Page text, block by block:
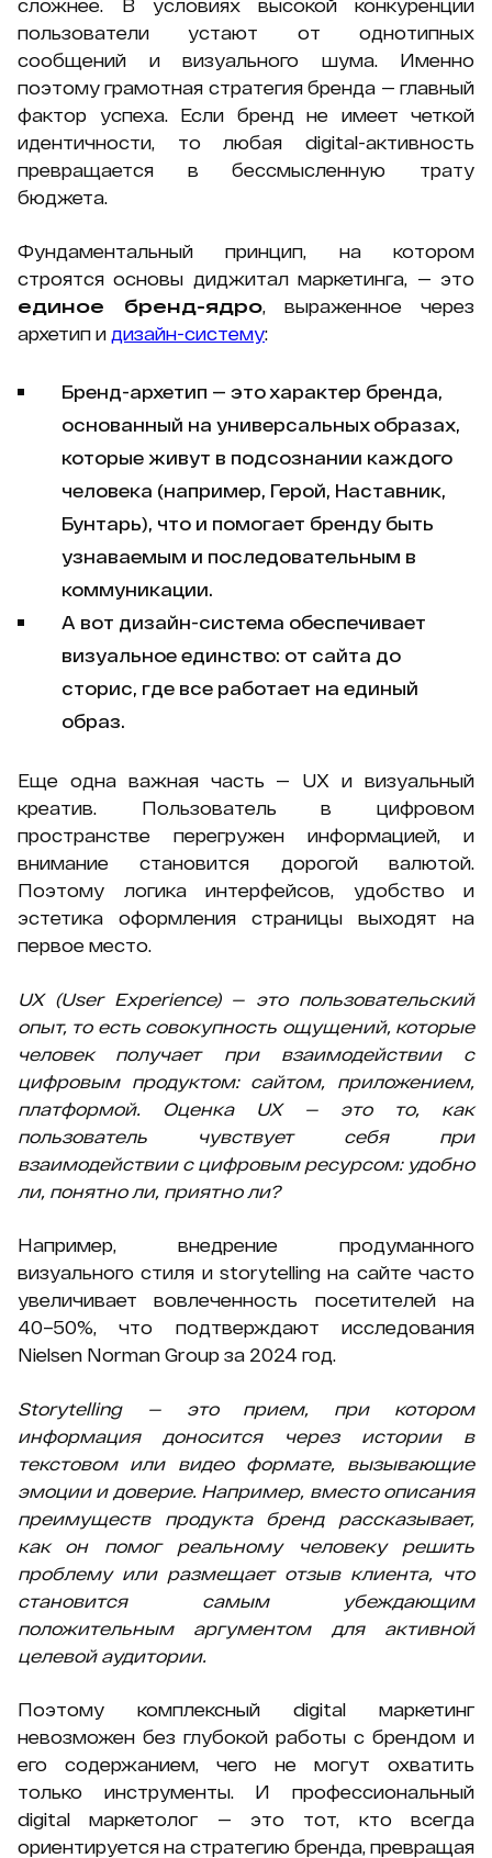
сложнее. В условиях высокой конкуренции
пользователи устают от однотипных
сообщений и визуального шума. Именно
поэтому грамотная стратегия бренда — главный
фактор успеха. Если бренд не имеет четкой
идентичности, то любая digital-активность
превращается в бессмысленную трату
бюджета.
Фундаментальный принцип, на котором
строятся основы диджитал маркетинга, — это
единое бренд-ядро , выраженное через
архетип и дизайн-систему:
Бренд-архетип — это характер бренда,
основанный на универсальных образах,
которые живут в подсознании каждого
человека (например, Герой, Наставник,
Бунтарь), что и помогает бренду быть
узнаваемым и последовательным в
коммуникации.
А вот дизайн-система обеспечивает
визуальное единство: от сайта до
сторис, где все работает на единый
образ.
Еще одна важная часть — UX и визуальный
креатив. Пользователь в цифровом
пространстве перегружен информацией, и
внимание становится дорогой валютой.
Поэтому логика интерфейсов, удобство и
эстетика оформления страницы выходят на
первое место.
UX (User Experience) — это пользовательский
опыт, то есть совокупность ощущений, которые
человек получает при взаимодействии с
цифровым продуктом: сайтом, приложением,
платформой. Оценка UX — это то, как
пользователь чувствует себя при
взаимодействии с цифровым ресурсом: удобно
ли, понятно ли, приятно ли?
Например, внедрение продуманного
визуального стиля и storytelling на сайте часто
увеличивает вовлеченность посетителей на
40–50%, что подтверждают исследования
Nielsen Norman Group за 2024 год.
Storytelling — это прием, при котором
информация доносится через истории в
текстовом или видео формате, вызывающие
эмоции и доверие. Например, вместо описания
преимуществ продукта бренд рассказывает,
как он помог реальному человеку решить
проблему или размещает отзыв клиента, что
становится самым убеждающим
положительным аргументом для активной
целевой аудитории.
Поэтому комплексный digital маркетинг
невозможен без глубокой работы с брендом и
его содержанием, чего не могут охватить
только инструменты. И профессиональный
digital маркетолог — это тот, кто всегда
ориентируется на стратегию бренда, превращая